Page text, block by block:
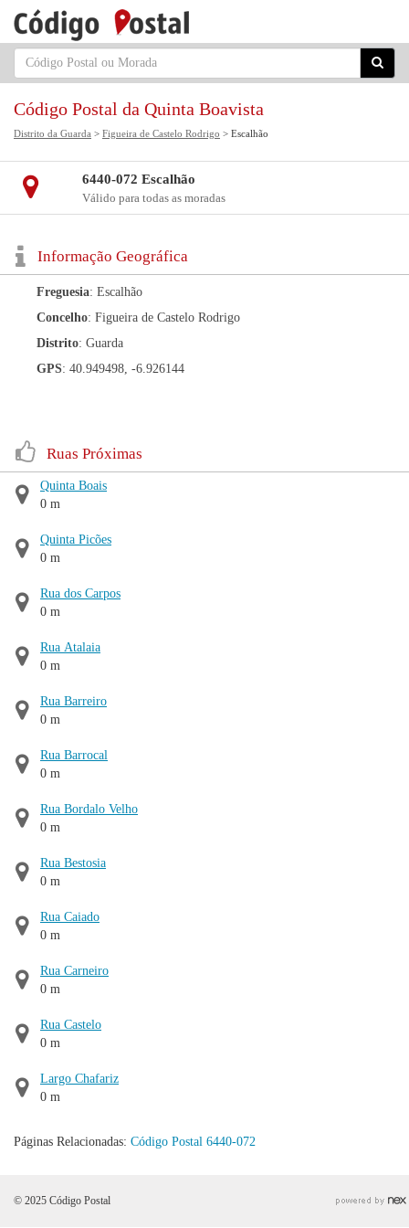
Código Postal da Quinta Boavista
Distrito da Guarda > Figueira de Castelo Rodrigo > Escalhão
6440-072 Escalhão
Válido para todas as moradas
Informação Geográfica
Freguesia: Escalhão
Concelho: Figueira de Castelo Rodrigo
Distrito: Guarda
GPS: 40.949498, -6.926144
Ruas Próximas
Quinta Boais
0 m
Quinta Picões
0 m
Rua dos Carpos
0 m
Rua Atalaia
0 m
Rua Barreiro
0 m
Rua Barrocal
0 m
Rua Bordalo Velho
0 m
Rua Bestosia
0 m
Rua Caiado
0 m
Rua Carneiro
0 m
Rua Castelo
0 m
Largo Chafariz
0 m
Páginas Relacionadas: Código Postal 6440-072
© 2025 Código Postal